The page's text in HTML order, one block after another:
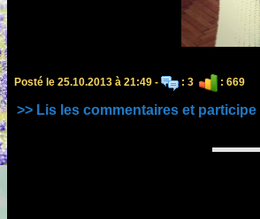
Posté le 25.10.2013 à 21:49 - : 3 : 669
>> Lis les commentaires et participe